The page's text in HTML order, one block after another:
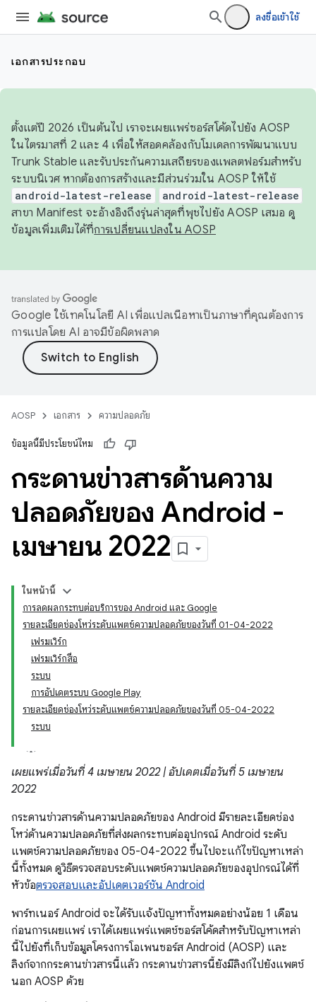
ลงชื่อเข้าใช้
เอกสารประกอบ
ตั้งแต่ปี 2026 เป็นต้นไป เราจะเผยแพร่ซอร์สโค้ดไปยัง AOSP
ในไตรมาสที่ 2 และ 4 เพื่อให้สอดคล้องกับโมเดลการพัฒนาแบบ
Trunk Stable และรับประกันความเสถียรของแพลตฟอร์มสำหรับ
ระบบนิเวศ หากต้องการสร้างและมีส่วนร่วมใน AOSP ให้ใช้
android-latest-release android-latest-release
สาขา Manifest จะอ้างอิงถึงรุ่นล่าสุดที่พุชไปยัง AOSP เสมอ ดู
ข้อมูลเพิ่มเติมได้ที่การเปลี่ยนแปลงใน AOSP
Google ใช้เทคโนโลยี AI เพื่อแปลเนื้อหาเป็นภาษาที่คุณต้องการ
การแปลโดย AI อาจมีข้อผิดพลาด
AOSP เอกสาร ความปลอดภัย
ข้อมูลนี้มีประโยชน์ไหม
กระดานข่าวสารด้านความ
ปลอดภัยของ Android -
เมษายน 2022
ในหน้านี้
การลดผลกระทบต่อบริการของ Android และ Google
รายละเอียดช่องโหว่ระดับแพตช์ความปลอดภัยของวันที่ 01-04-2022
เฟรมเวิร์ก
เฟรมเวิร์กสื่อ
ระบบ
การอัปเดตระบบ Google Play
รายละเอียดช่องโหว่ระดับแพตช์ความปลอดภัยของวันที่ 05-04-2022
ระบบ
เผยแพร่เมื่อวันที่ 4 เมษายน 2022 | อัปเดตเมื่อวันที่ 5 เมษายน
2022
กระดานข่าวสารด้านความปลอดภัยของ Android มีรายละเอียดช่อง
โหว่ด้านความปลอดภัยที่ส่งผลกระทบต่ออุปกรณ์ Android ระดับ
แพตช์ความปลอดภัยของ 05-04-2022 ขึ้นไปจะแก้ไขปัญหาเหล่า
นี้ทั้งหมด ดูวิธีตรวจสอบระดับแพตช์ความปลอดภัยของอุปกรณ์ได้ที่
หัวข้อตรวจสอบและอัปเดตเวอร์ชัน Android
พาร์ทเนอร์ Android จะได้รับแจ้งปัญหาทั้งหมดอย่างน้อย 1 เดือน
ก่อนการเผยแพร่ เราได้เผยแพร่แพตช์ซอร์สโค้ดสำหรับปัญหาเหล่า
นี้ไปยังที่เก็บข้อมูลโครงการโอเพนซอร์ส Android (AOSP) และ
ลิงก์จากกระดานข่าวสารนี้แล้ว กระดานข่าวสารนี้ยังมีลิงก์ไปยังแพตช์
นอก AOSP ด้วย